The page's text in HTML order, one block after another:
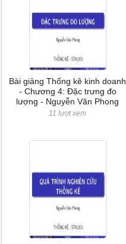
Bài giảng Thống kê kinh doanh
- Chương 4: Đặc trưng đo
lượng - Nguyễn Văn Phong
11 lượt xem